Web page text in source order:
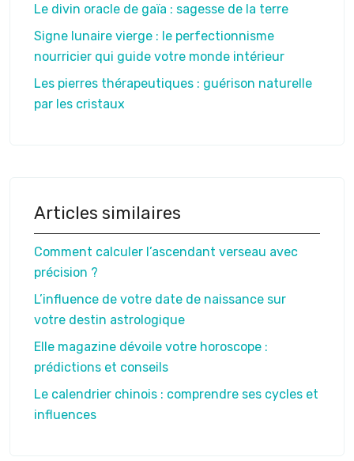
Le divin oracle de gaïa : sagesse de la terre
Signe lunaire vierge : le perfectionnisme
nourricier qui guide votre monde intérieur
Les pierres thérapeutiques : guérison naturelle
par les cristaux
Articles similaires
Comment calculer l’ascendant verseau avec
précision ?
L’influence de votre date de naissance sur
votre destin astrologique
Elle magazine dévoile votre horoscope :
prédictions et conseils
Le calendrier chinois : comprendre ses cycles et
influences